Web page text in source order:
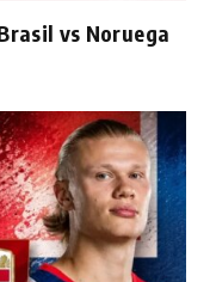
vs Noruega